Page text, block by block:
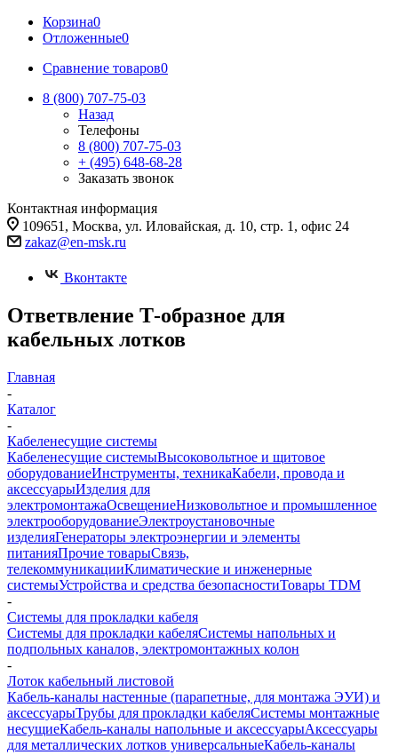
Корзина0
Отложенные0
Сравнение товаров0
8 (800) 707-75-03
Назад
Телефоны
8 (800) 707-75-03
+ (495) 648-68-28
Заказать звонок
Контактная информация
109651, Москва, ул. Иловайская, д. 10, стр. 1, офис 24
zakaz@en-msk.ru
Вконтакте
Ответвление Т-образное для
кабельных лотков
Главная
-
Каталог
-
Кабеленесущие системы
Кабеленесущие системыВысоковольтное и щитовое
оборудованиеИнструменты, техникаКабели, провода и
аксессуарыИзделия для
электромонтажаОсвещениеНизковольтное и промышленное
электрооборудованиеЭлектроустановочные
изделияГенераторы электроэнергии и элементы
питанияПрочие товарыСвязь,
телекоммуникацииКлиматические и инженерные
системыУстройства и средства безопасностиТовары TDM
-
Системы для прокладки кабеля
Системы для прокладки кабеляСистемы напольных и
подпольных каналов, электромонтажных колон
-
Лоток кабельный листовой
Кабель-каналы настенные (парапетные, для монтажа ЭУИ) и
аксессуарыТрубы для прокладки кабеляСистемы монтажные
несущиеКабель-каналы напольные и аксессуарыАксессуары
для металлических лотков универсальныеКабель-каналы